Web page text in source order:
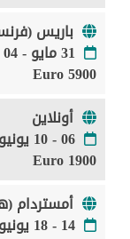
باريس
31 مايو - 04 يونيو 2027
5900 Euro
أونلاين
06 - 10 يونيو 2027
1900 Euro
أمستردام
14 - 18 يونيو 2027